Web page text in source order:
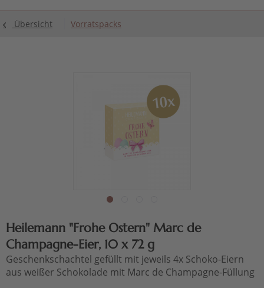
Übersicht Vorratspacks
Heilemann "Frohe Ostern" Marc de
Champagne-Eier, 10 x 72 g
Geschenkschachtel gefüllt mit jeweils 4x Schoko-Eiern
aus weißer Schokolade mit Marc de Champagne-Füllung